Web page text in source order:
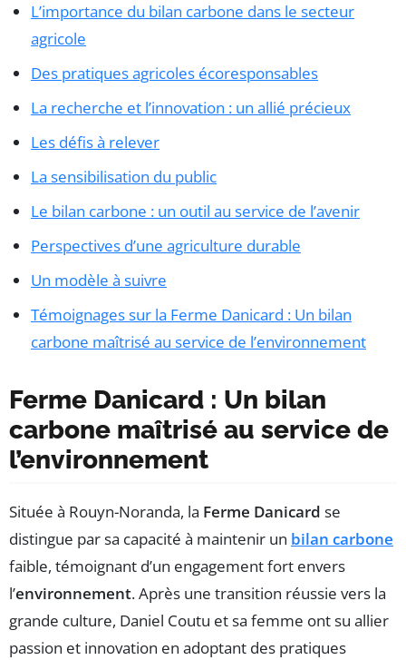
L’importance du bilan carbone dans le secteur
agricole
Des pratiques agricoles écoresponsables
La recherche et l’innovation : un allié précieux
Les défis à relever
La sensibilisation du public
Le bilan carbone : un outil au service de l’avenir
Perspectives d’une agriculture durable
Un modèle à suivre
Témoignages sur la Ferme Danicard : Un bilan
carbone maîtrisé au service de l’environnement
Ferme Danicard : Un bilan
carbone maîtrisé au service de
l’environnement
Située à Rouyn-Noranda, la Ferme Danicard se
distingue par sa capacité à maintenir un bilan carbone
faible, témoignant d’un engagement fort envers
l’environnement. Après une transition réussie vers la
grande culture, Daniel Coutu et sa femme ont su allier
passion et innovation en adoptant des pratiques